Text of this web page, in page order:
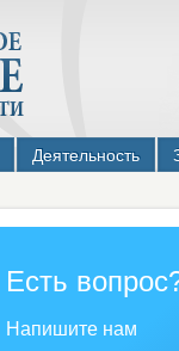
Деятельность
Есть
Напишите нам